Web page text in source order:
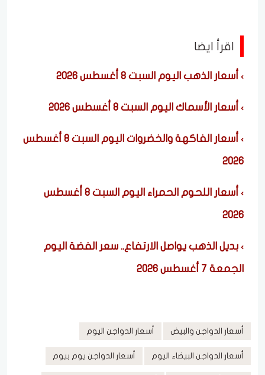
اقرأ ايضا
أسعار الذهب اليوم السبت 8 أغسطس 2026
أسعار الأسماك اليوم السبت 8 أغسطس 2026
أسعار الفاكهة والخضروات اليوم السبت 8 أغسطس
2026
أسعار اللحوم الحمراء اليوم السبت 8 أغسطس
2026
بديل الذهب يواصل الارتفاع.. سعر الفضة اليوم
الجمعة 7 أغسطس 2026
أسعار الدواجن والبيض أسعار الدواجن اليوم
أسعار الدواجن البيضاء اليوم أسعار الدواجن يوم بيوم